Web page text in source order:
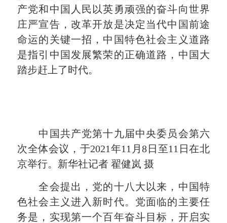
产党和中国人民以英勇顽强的奋斗向世界
庄严宣告，改革开放是决定当代中国前途
命运的关键一招，中国特色社会主义道路
是指引中国发展繁荣的正确道路，中国大
踏步赶上了时代。
中国共产党第十九届中央委员会第六
次全体会议，于2021年11月8日至11日在北
京举行。新华社记者 翟健岚 摄
全会提出，党的十八大以来，中国特
色社会主义进入新时代。党面临的主要任
务是，实现第一个百年奋斗目标，开启实